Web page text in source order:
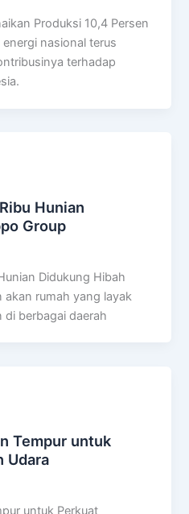
Produksi 10,4 Persen
nasional terus
terhadap
Hunian
Group
Didukung Hibah
akan rumah yang layak
berbagai daerah
Tempur untuk
Udara
untuk Perkuat